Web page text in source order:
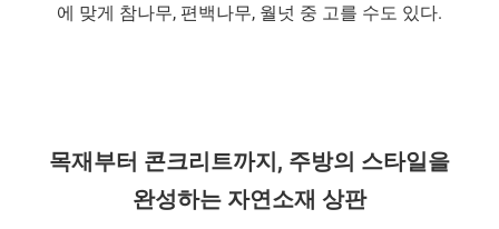
에 맞게 참나무, 편백나무, 월넛 중 고를 수도 있다.
목재부터 콘크리트까지, 주방의 스타일을
완성하는 자연소재 상판